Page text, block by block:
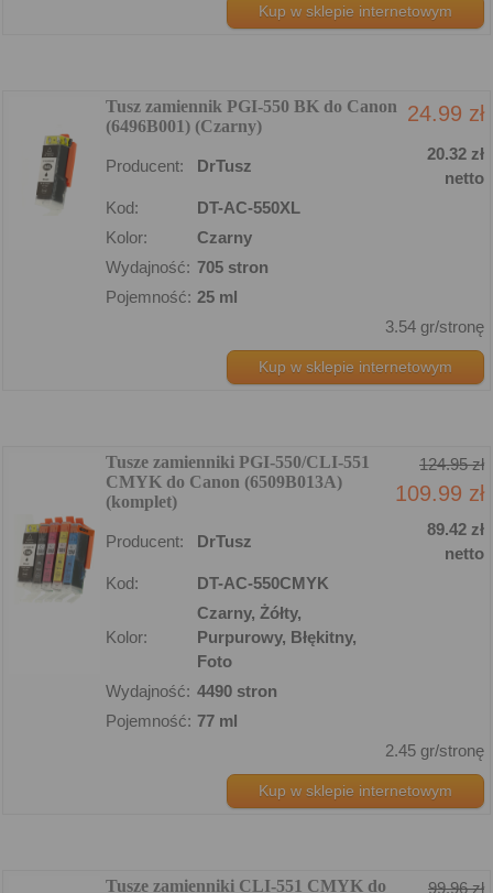
Kup w sklepie internetowym
Tusz zamiennik PGI-550 BK do Canon
(6496B001) (Czarny)
24.99 zł
Producent: DrTusz
20.32 zł
netto
Kod:
DT-AC-550XL
Kolor:
Czarny
Wydajność: 705 stron
Pojemność: 25 ml
3.54 gr/stronę
Kup w sklepie internetowym
Tusze zamienniki PGI-550/CLI-551
CMYK do Canon (6509B013A)
(komplet)
124.95 zł
109.99 zł
Producent: DrTusz
89.42 zł
netto
Kod:
DT-AC-550CMYK
Kolor:
Czarny, Żółty,
Purpurowy, Błękitny,
Foto
Wydajność: 4490 stron
Pojemność: 77 ml
2.45 gr/stronę
Kup w sklepie internetowym
Tusze zamienniki CLI-551 CMYK do 99.96 zł